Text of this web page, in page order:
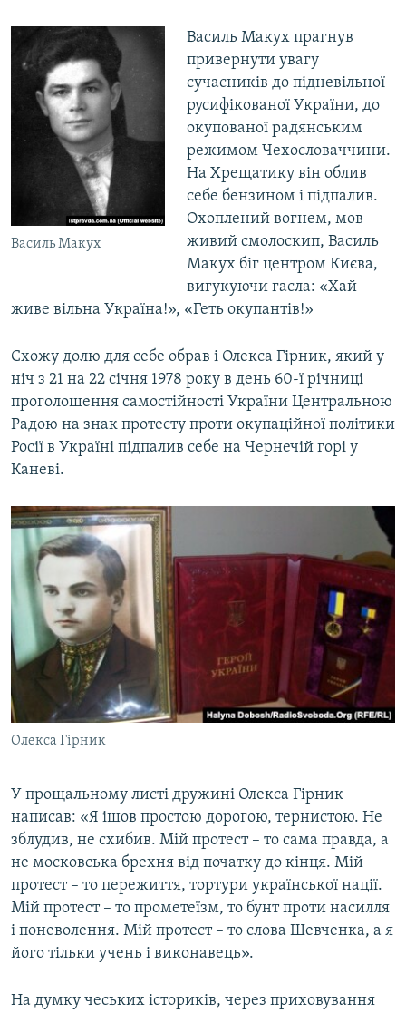
Василь Макух
Василь Макух прагнув
привернути увагу
сучасників до підневільної
русифікованої України, до
окупованої радянським
режимом Чехословаччини.
На Хрещатику він облив
себе бензином і підпалив.
Охоплений вогнем, мов
живий смолоскип, Василь
Макух біг центром Києва,
вигукуючи гасла: «Хай
живе вільна Україна!», «Геть окупантів!»
Схожу долю для себе обрав і Олекса Гірник, який у
ніч з 21 на 22 січня 1978 року в день 60-ї річниці
проголошення самостійності України Центральною
Радою на знак протесту проти окупаційної політики
Росії в Україні підпалив себе на Чернечій горі у
Каневі.
Олекса Гірник
У прощальному листі дружині Олекса Гірник
написав: «Я ішов простою дорогою, тернистою. Не
зблудив, не схибив. Мій протест – то сама правда, а
не московська брехня від початку до кінця. Мій
протест – то пережиття, тортури української нації.
Мій протест – то прометеїзм, то бунт проти насилля
і поневолення. Мій протест – то слова Шевченка, а я
його тільки учень і виконавець».
На думку чеських істориків, через приховування